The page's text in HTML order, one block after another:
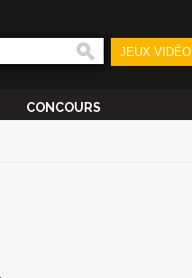
JEUX VIDÉO
CONCOURS